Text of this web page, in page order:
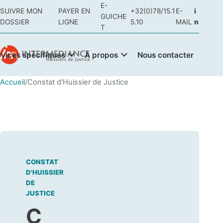
SUIVRE MON
DOSSIER
PAYER EN
LIGNE
E-
GUICHE
T
+32(0)78/15.1
5.10
E-
MAIL
i
n
spécifiques À propos Nous contacter
Accueil/Constat d'Huissier de Justice
CONSTAT
D'HUISSIER
DE
JUSTICE
C